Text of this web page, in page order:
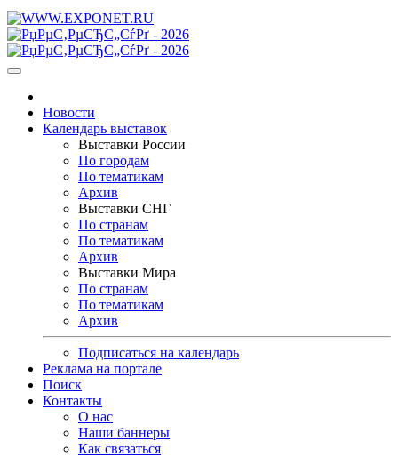
Новости
Календарь выставок
Выставки России
По городам
По тематикам
Архив
Выставки СНГ
По странам
По тематикам
Архив
Выставки Мира
По странам
По тематикам
Архив
Подписаться на календарь
Реклама на портале
Поиск
Контакты
О нас
Наши баннеры
Как связаться